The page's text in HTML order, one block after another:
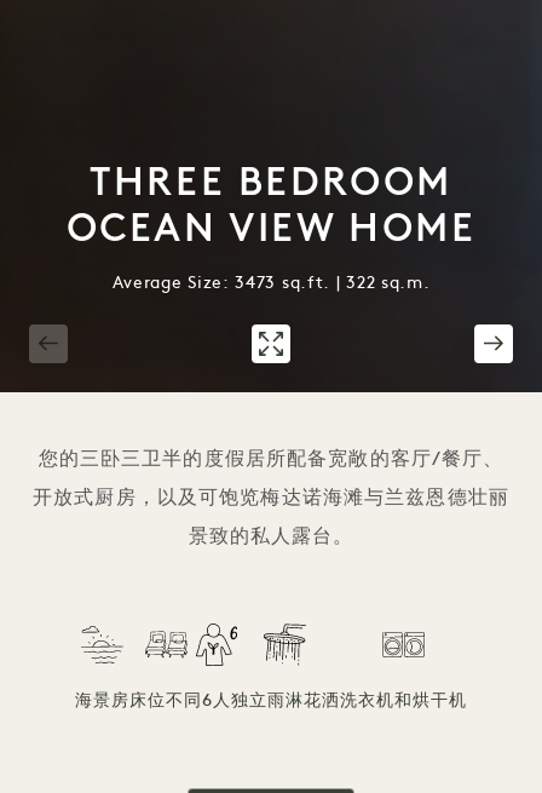
THREE BEDROOM
OCEAN VIEW HOME
Average Size: 3473 sq.ft. | 322 sq.m.
您的三卧三卫半的度假居所配备宽敞的客厅/餐厅、
开放式厨房，以及可饱览梅达诺海滩与兰兹恩德壮丽
景致的私人露台。
海景房床位不同6人独立雨淋花洒洗衣机和烘干机